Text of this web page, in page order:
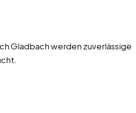
Gladbach werden zuverlässige